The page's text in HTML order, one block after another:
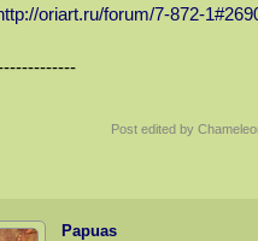
oriart.ru/forum/7-872-
Post edited by
Papuas